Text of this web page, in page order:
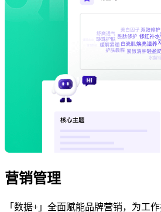
营销管理
「数据+」全面赋能品牌营销，为工